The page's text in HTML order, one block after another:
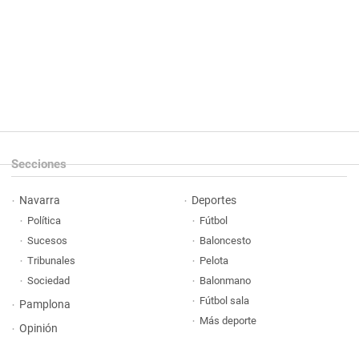
Secciones
Navarra
Política
Sucesos
Tribunales
Sociedad
Pamplona
Opinión
Deportes
Fútbol
Baloncesto
Pelota
Balonmano
Fútbol sala
Más deporte